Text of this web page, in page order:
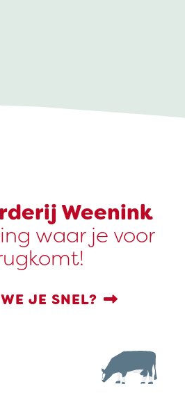
Weenink
waar je voor
JE SNEL?